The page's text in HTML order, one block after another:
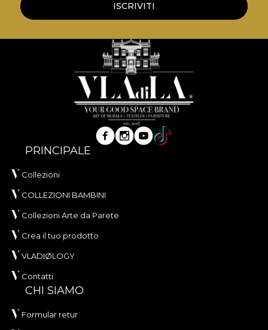
ISCRIVITI
PRINCIPALE
Collezioni
COLLEZIONI BAMBINI
Collezioni Arte da Parete
Crea il tuo prodotto
VLADIØLOGY
Contatti
CHI SIAMO
Formular retur